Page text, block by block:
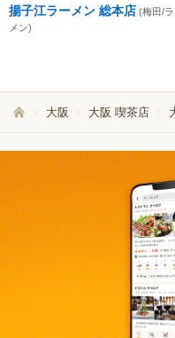
揚子江ラーメン 総本店 (梅田/ラ
メン)
大阪 大阪 喫茶店